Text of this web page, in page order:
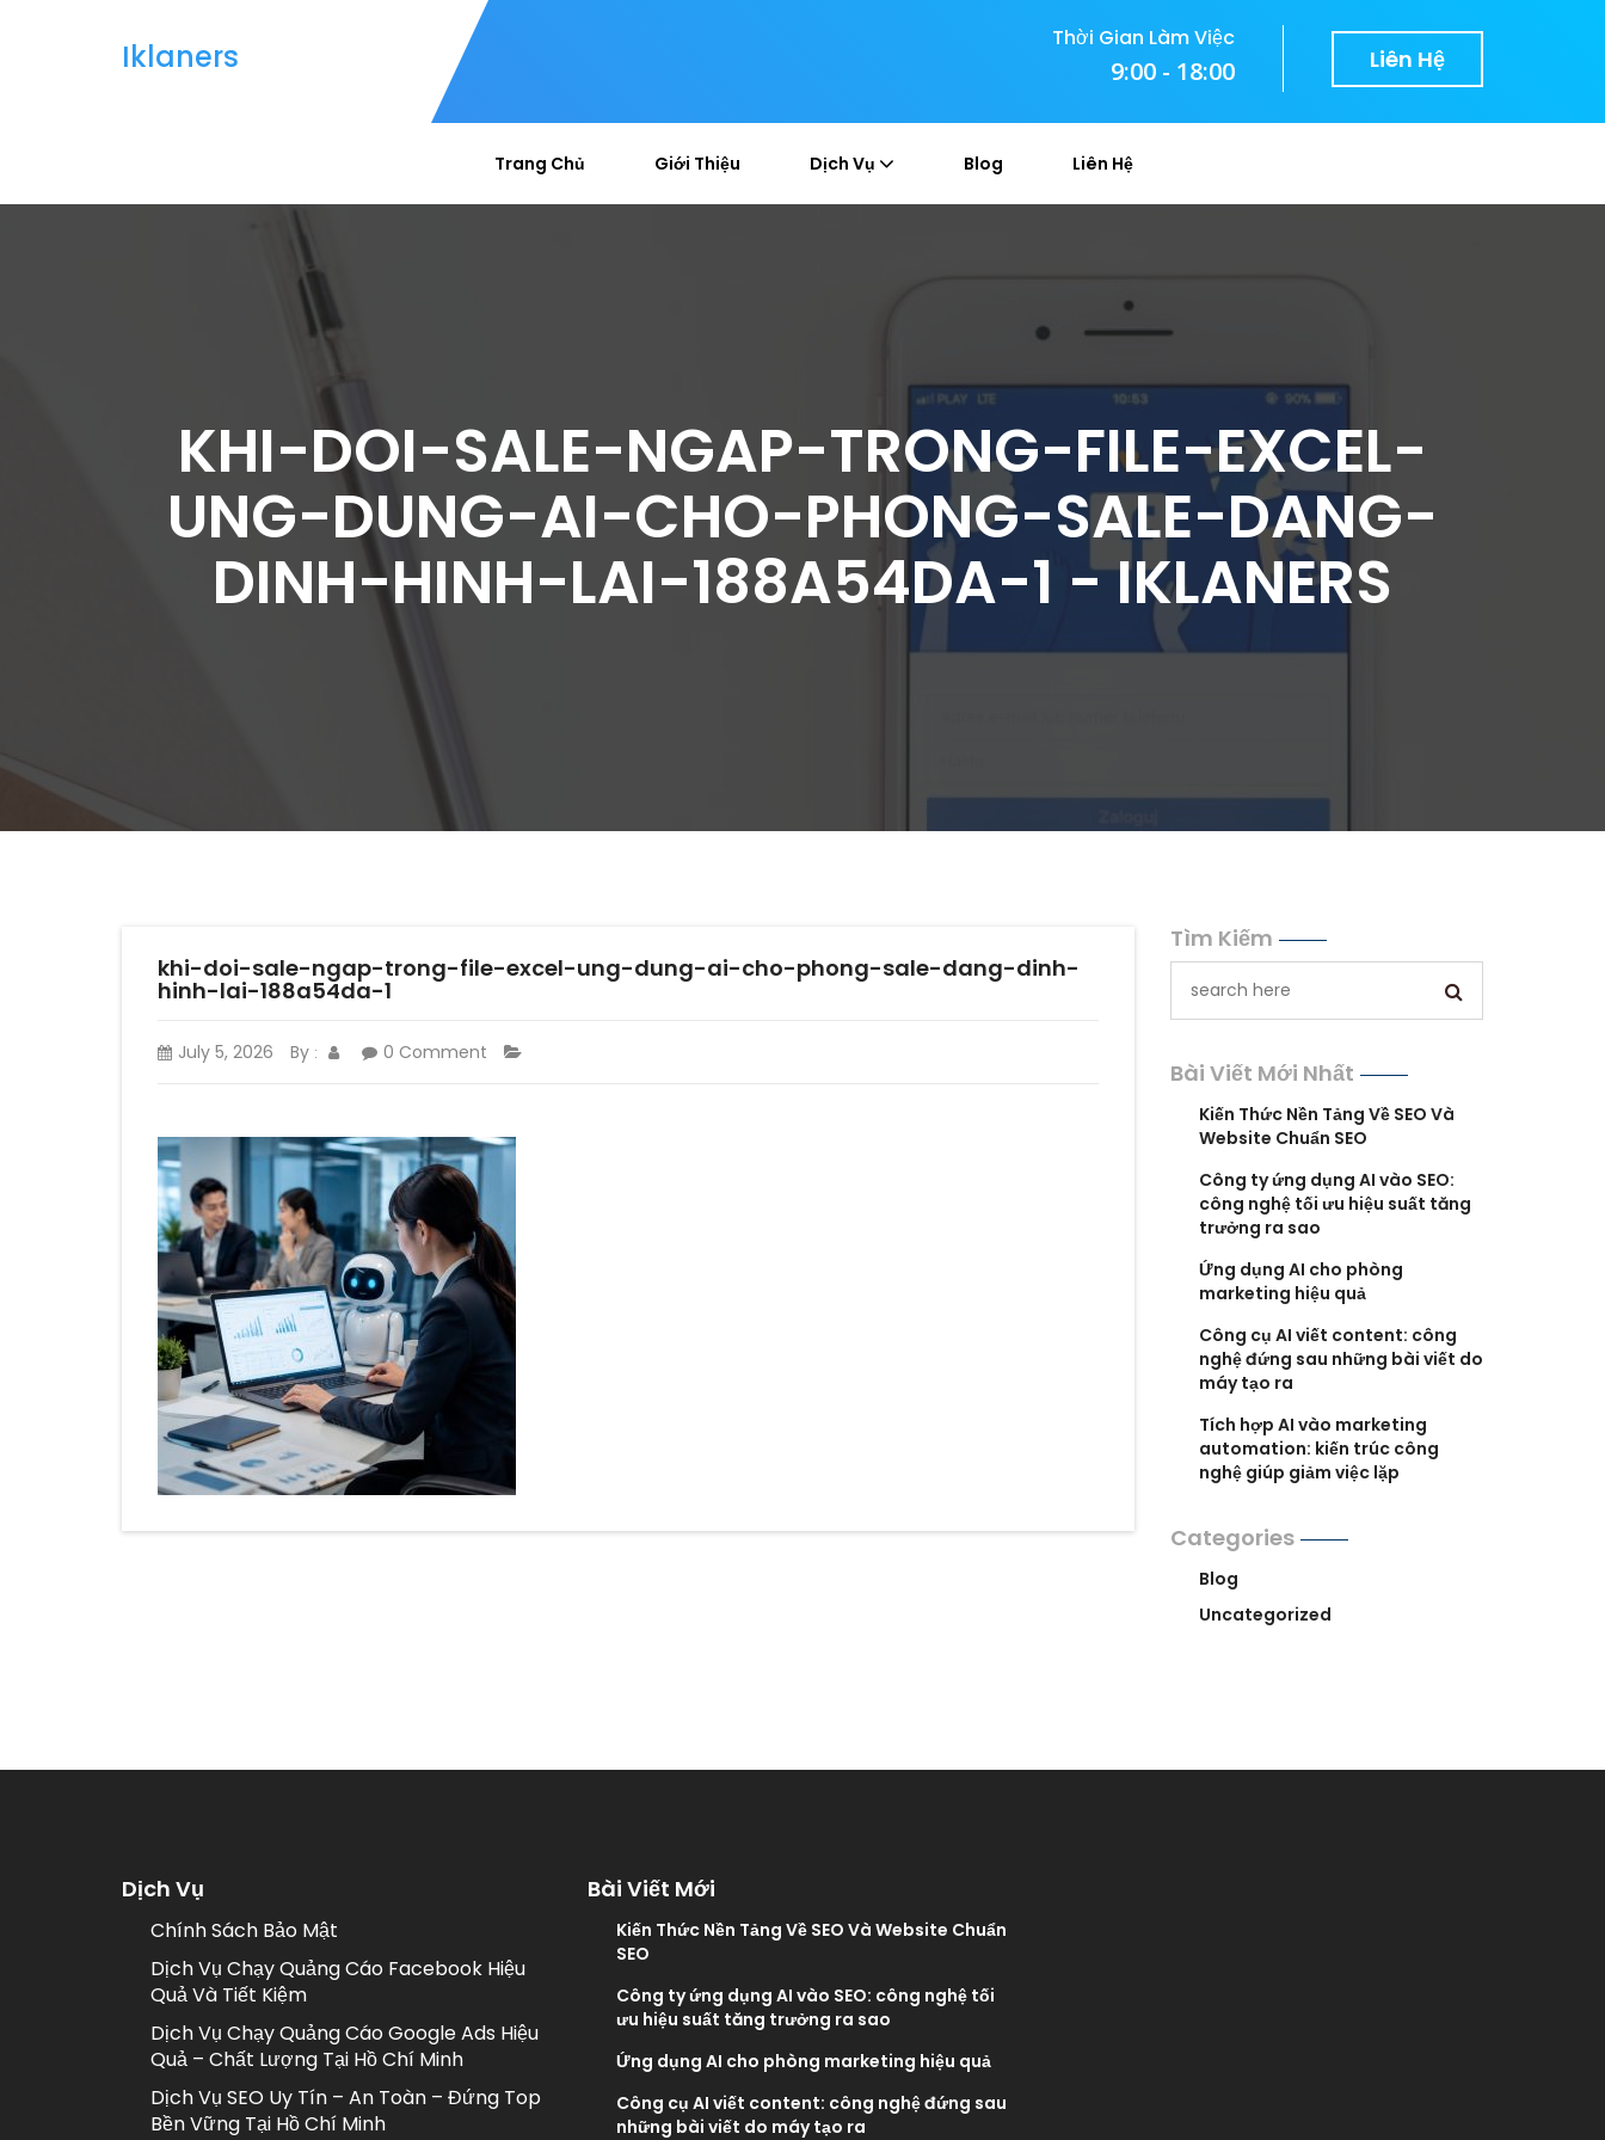
Iklaners Thời Gian Làm Việc
9:00 - 18:00 Liên Hệ
Trang Chủ Giới Thiệu Dịch Vụ Blog Liên Hệ
KHI-DOI-SALE-NGAP-TRONG-FILE-EXCEL-
UNG-DUNG-AI-CHO-PHONG-SALE-DANG-
DINH-HINH-LAI-188A54DA-1 - IKLANERS
khi-doi-sale-ngap-trong-file-excel-ung-dung-ai-cho-phong-sale-dang-dinh-
hinh-lai-188a54da-1
July 5, 2026 By : 0 Comment
Tìm Kiếm
Bài Viết Mới Nhất
Kiến Thức Nền Tảng Về SEO Và
Website Chuẩn SEO
Công ty ứng dụng AI vào SEO:
công nghệ tối ưu hiệu suất tăng
trưởng ra sao
Ứng dụng AI cho phòng
marketing hiệu quả
Công cụ AI viết content: công
nghệ đứng sau những bài viết do
máy tạo ra
Tích hợp AI vào marketing
automation: kiến trúc công
nghệ giúp giảm việc lặp
Categories
Blog
Uncategorized
Dịch Vụ
Chính Sách Bảo Mật
Dịch Vụ Chạy Quảng Cáo Facebook Hiệu
Quả Và Tiết Kiệm
Dịch Vụ Chạy Quảng Cáo Google Ads Hiệu
Quả – Chất Lượng Tại Hồ Chí Minh
Dịch Vụ SEO Uy Tín – An Toàn – Đứng Top
Bền Vững Tại Hồ Chí Minh
Bài Viết Mới
Kiến Thức Nền Tảng Về SEO Và Website Chuẩn
SEO
Công ty ứng dụng AI vào SEO: công nghệ tối
ưu hiệu suất tăng trưởng ra sao
Ứng dụng AI cho phòng marketing hiệu quả
Công cụ AI viết content: công nghệ đứng sau
những bài viết do máy tạo ra